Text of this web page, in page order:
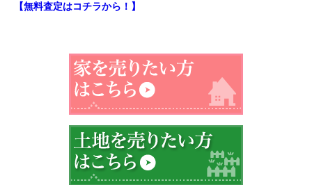
【無料査定はコチラから！】